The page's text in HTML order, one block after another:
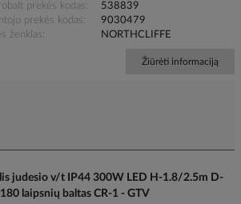
prekės kodas
538839
prekės kodas
9030479
ženklas
NORTHCLIFFE
Žiūrėti informaciją
judesio v/t IP44 300W LED H-1.8/2.5m D-
laipsnių baltas CR-1 - GTV